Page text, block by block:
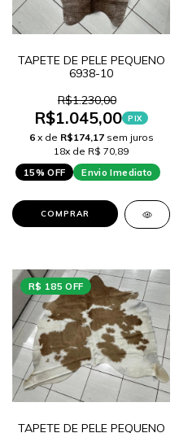
TAPETE DE PELE PEQUENO
6938-10
R$1.230,00
R$1.045,00 PIX
6 x de R$174,17 sem juros
18x de R$ 70,89
15% OFF
Envio Imediato
COMPRAR
R$ 185 OFF
TAPETE DE PELE PEQUENO